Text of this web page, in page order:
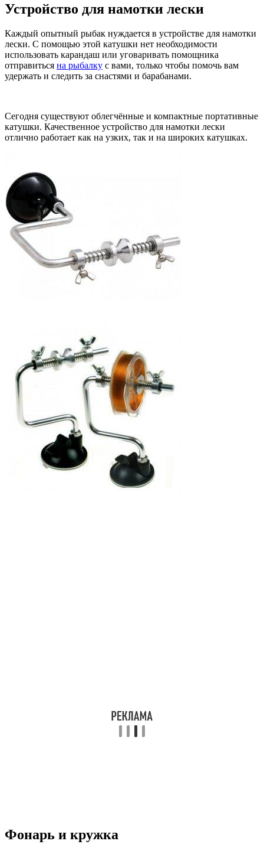
Устройство для намотки лески
Каждый опытный рыбак нуждается в устройстве для намотки
лески. С помощью этой катушки нет необходимости
использовать карандаш или уговаривать помощника
отправиться на рыбалку с вами, только чтобы помочь вам
удержать и следить за снастями и барабанами.
Сегодня существуют облегчённые и компактные портативные
катушки. Качественное устройство для намотки лески
отлично работает как на узких, так и на широких катушках.
Фонарь и кружка